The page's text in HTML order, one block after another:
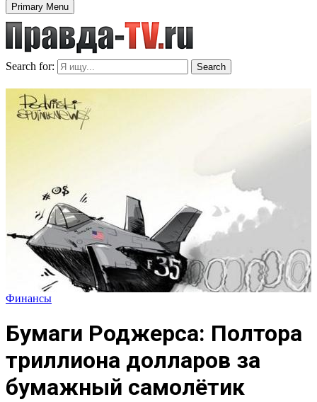
Primary Menu
Search for: Search
Финансы
Бумаги Роджерса: Полтора
триллиона долларов за
бумажный самолётик